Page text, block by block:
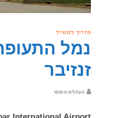
מדריך למטייל
נמל
זנזיבר
הנהלת האתר